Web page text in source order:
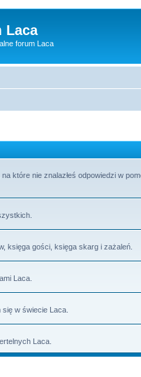
Laca
forum Laca
które nie znalazłeś odpowiedzi w
księga gości, księga skarg i zażaleń.
Laca.
w świecie Laca.
Laca.